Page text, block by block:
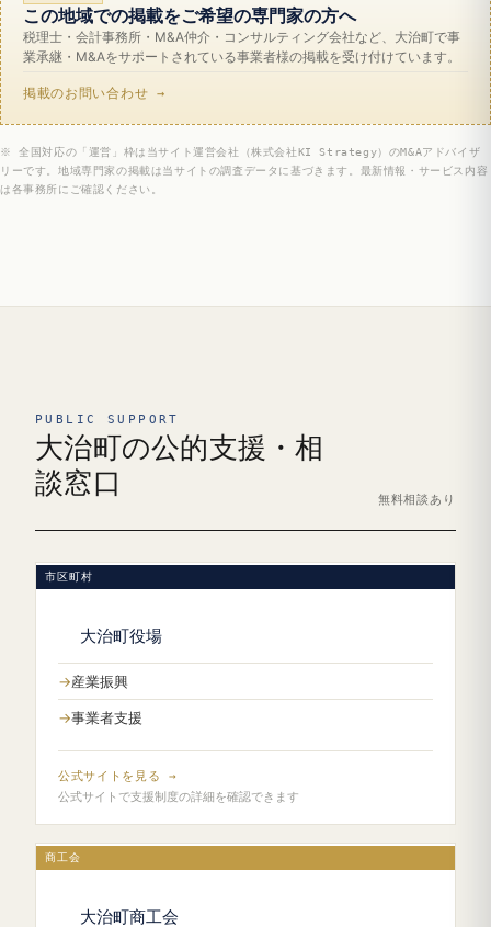
この地域での掲載をご希望の専門家の方へ
税理士・会計事務所・M&A仲介・コンサルティング会社など、大治町で事
業承継・M&Aをサポートされている事業者様の掲載を受け付けています。
掲載のお問い合わせ →
※ 全国対応の「運営」枠は当サイト運営会社（株式会社KI Strategy）のM&Aアドバイザ
リーです。地域専門家の掲載は当サイトの調査データに基づきます。最新情報・サービス内容
は各事務所にご確認ください。
PUBLIC SUPPORT
大治町の公的支援・相
談窓口
無料相談あり
市区町村
大治町役場
産業振興
事業者支援
公式サイトを見る →
公式サイトで支援制度の詳細を確認できます
商工会
大治町商工会